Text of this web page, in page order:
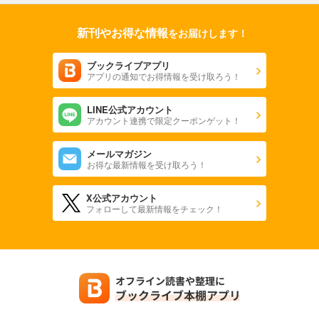
新刊やお得な情報をお届けします！
ブックライブアプリ
アプリの通知でお得情報を受け取ろう！
LINE公式アカウント
アカウント連携で限定クーポンゲット！
メールマガジン
お得な最新情報を受け取ろう！
X公式アカウント
フォローして最新情報をチェック！